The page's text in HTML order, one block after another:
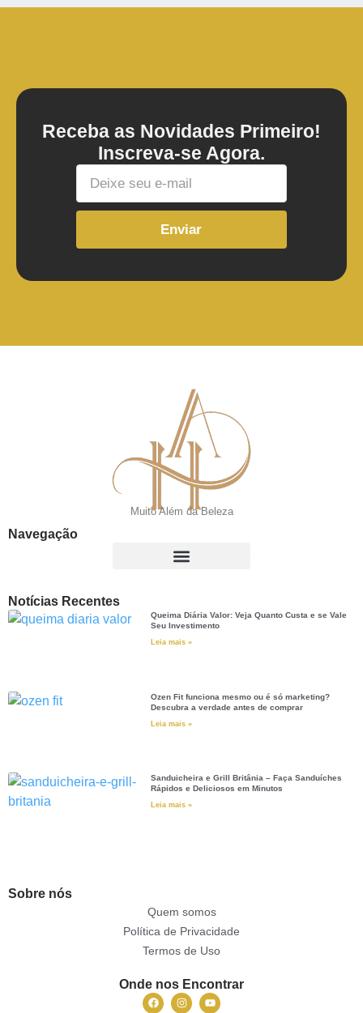
Receba as Novidades Primeiro!
Inscreva-se Agora.
Enviar
Muito Além da Beleza
Navegação
Notícias Recentes
Queima Diária Valor: Veja Quanto Custa e se Vale
Seu Investimento
Leia mais »
Ozen Fit funciona mesmo ou é só marketing?
Descubra a verdade antes de comprar
Leia mais »
Sanduicheira e Grill Britânia – Faça Sanduíches
Rápidos e Deliciosos em Minutos
Leia mais »
Sobre nós
Quem somos
Política de Privacidade
Termos de Uso
Onde nos Encontrar